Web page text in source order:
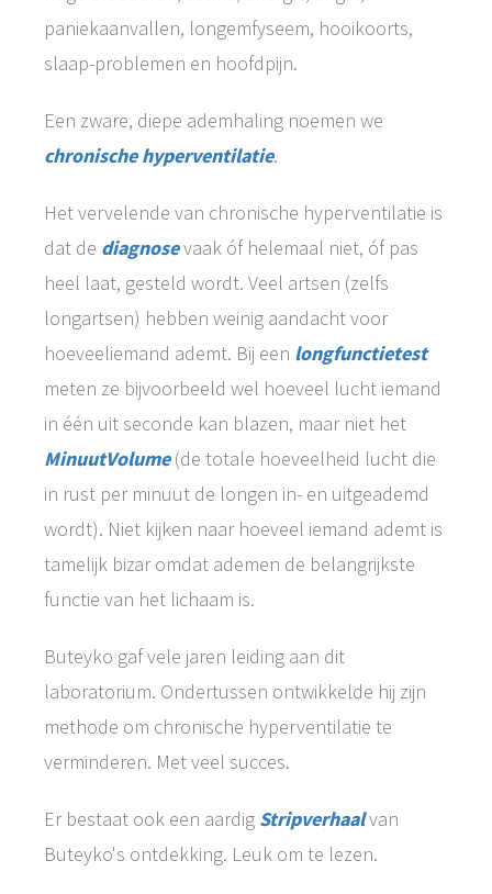
paniekaanvallen, longemfyseem, hooikoorts,
slaap-problemen en hoofdpijn.
Een zware, diepe ademhaling noemen we
chronische hyperventilatie.
Het vervelende van chronische hyperventilatie is
dat de diagnosevaak óf helemaal niet, óf pas
heel laat, gesteld wordt. Veel artsen (zelfs
longartsen) hebben weinig aandacht voor
hoeveeliemand ademt. Bij een longfunctietest
meten ze bijvoorbeeld wel hoeveel lucht iemand
in één uit seconde kan blazen, maar niet het
MinuutVolume(de totale hoeveelheid lucht die
in rust per minuut de longen in- en uitgeademd
wordt). Niet kijken naar hoeveel iemand ademt is
tamelijk bizar omdat ademen de belangrijkste
functie van het lichaam is.
Buteyko gaf vele jaren leiding aan dit
laboratorium. Ondertussen ontwikkelde hij zijn
methode om chronische hyperventilatie te
verminderen. Met veel succes.
Er bestaat ook een aardig Stripverhaalvan
Buteyko's ontdekking. Leuk om te lezen.